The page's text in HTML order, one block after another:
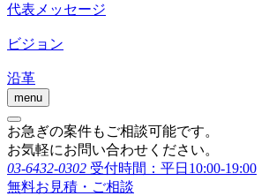
代表メッセージ
ビジョン
沿革
menu
お急ぎの案件もご相談可能です。
お気軽にお問い合わせください。
03-6432-0302 受付時間：平日10:00-19:00
無料お見積・ご相談